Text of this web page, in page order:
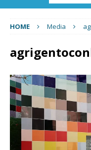
HOME Media